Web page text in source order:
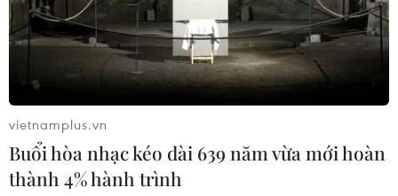
vietnamplus.vn
Buổi hòa nhạc kéo dài 639 năm vừa mới hoàn
thành 4% hành trình